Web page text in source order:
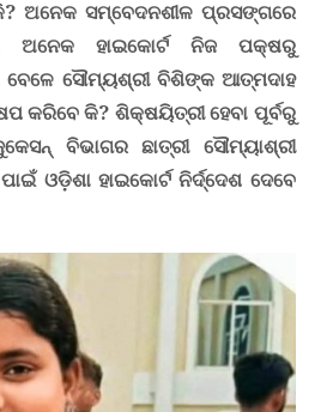
ଅନେକ ସମ୍ବେଦନଶୀଳ ପ୍ରସଙ୍ଗରେ
ଅନେକ ହାଇକୋର୍ଟ ନିଜ ପକ୍ଷରୁ
ବେଳେ ସୌମ୍ୟଶ୍ରୀ ବିଶିଙ୍କ ଆତ୍ମଦାହ
କରିବେ କି? ଶିକ୍ଷୟିତ୍ରୀ ହେବା ପୂର୍ବରୁ
ବିଭାଗର ଛାତ୍ରୀ ସୌମ୍ୟାଶ୍ରୀ
ଓଡ଼ିଶା ହାଇକୋର୍ଟ ନିର୍ଦ୍ଦେଶ ଦେବେ